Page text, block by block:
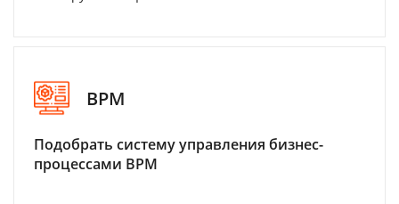
BPM
Подобрать систему управления бизнес-
процессами BPM